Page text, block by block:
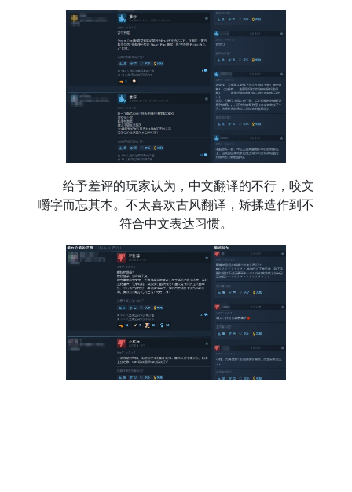
给予差评的玩家认为，中文翻译的不行，咬文
嚼字而忘其本。不太喜欢古风翻译，矫揉造作到不
符合中文表达习惯。